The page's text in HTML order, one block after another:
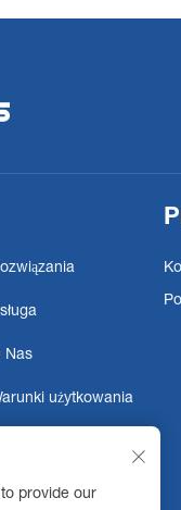
Nas
użytkowania
provide our